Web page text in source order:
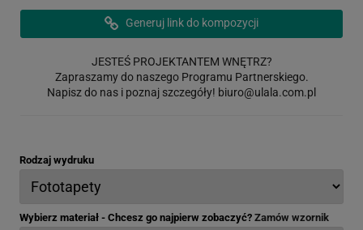
Generuj link do kompozycji
JESTEŚ PROJEKTANTEM WNĘTRZ?
Zapraszamy do naszego Programu Partnerskiego.
Napisz do nas i poznaj szczegóły! biuro@ulala.com.pl
Rodzaj wydruku
Wybierz materiał - Chcesz go najpierw zobaczyć? Zamów wzornik